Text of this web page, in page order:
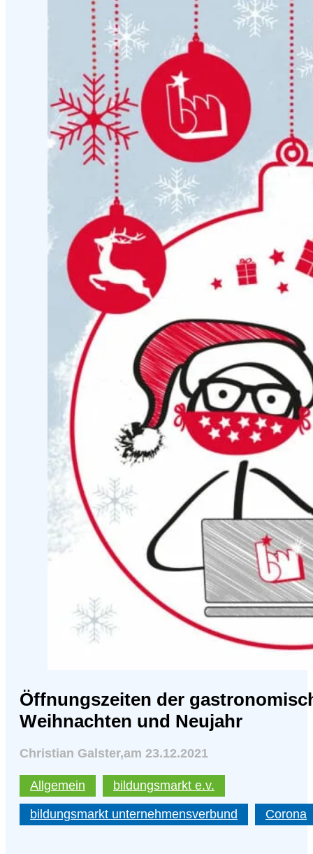
Öffnungszeiten der
Weihnachten und Neujahr
Christian Galster,am 23.12.2021
Allgemein bildungsmarkt e.v.
bildungsmarkt unternehmensverbund Corona